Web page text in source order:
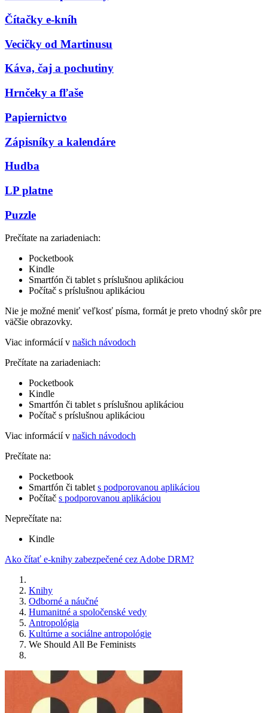
Čítačky e-kníh
Vecičky od Martinusu
Káva, čaj a pochutiny
Hrnčeky a fľaše
Papiernictvo
Zápisníky a kalendáre
Hudba
LP platne
Puzzle
Prečítate na zariadeniach:
Pocketbook
Kindle
Smartfón či tablet s príslušnou aplikáciou
Počítač s príslušnou aplikáciou
Nie je možné meniť veľkosť písma, formát je preto vhodný skôr pre
väčšie obrazovky.
Viac informácií v našich návodoch
Prečítate na zariadeniach:
Pocketbook
Kindle
Smartfón či tablet s príslušnou aplikáciou
Počítač s príslušnou aplikáciou
Viac informácií v našich návodoch
Prečítate na:
Pocketbook
Smartfón či tablet s podporovanou aplikáciou
Počítač s podporovanou aplikáciou
Neprečítate na:
Kindle
Ako čítať e-knihy zabezpečené cez Adobe DRM?
Knihy
Odborné a náučné
Humanitné a spoločenské vedy
Antropológia
Kultúrne a sociálne antropológie
We Should All Be Feminists